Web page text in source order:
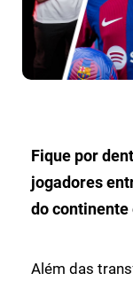
Fique por
jogadores
do continente
Além das